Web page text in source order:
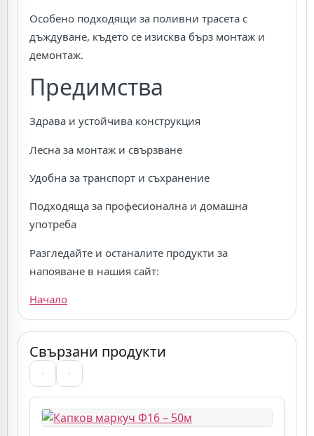
Особено подходящи за поливни трасета с
дъждуване, където се изисква бърз монтаж и
демонтаж.
Предимства
Здрава и устойчива конструкция
Лесна за монтаж и свързване
Удобна за транспорт и съхранение
Подходяща за професионална и домашна
употреба
Разгледайте и останалите продукти за
напояване в нашия сайт:
Начало
Свързани продукти